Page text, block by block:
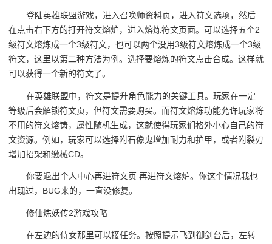
登陆英雄联盟游戏，进入召唤师资料页，进入符文选项，然后
在点击右下方的打开符文熔炉，进入熔炼符文页面。可以选择五个2
级符文熔炼成一个3级符文，也可以两个没用3级符文熔炼成一个3级
符文，这里以第二种方法为例。选择要熔炼的符文点击合成。这样就
可以获得一个新的符文了。
在英雄联盟中，符文是提升角色能力的关键工具。玩家在一定
等级后会解锁符文页，但符文需要购买。而符文熔炼功能允许玩家将
不用的符文熔铸，属性随机生成，这就使得玩家们格外小心自己的符
文资源。例如，玩家可以选择附石像鬼增加耐力和护甲，或者附裂刃
增加招架和缴械CD。
你要退出个人中心再进符文页 再进符文熔炉。你这个情况我也
出现过，BUG来的，一直没修复。
修仙炼妖传2游戏攻略
在左边的侍女那里可以接任务。按照提示飞到御剑台后，左转